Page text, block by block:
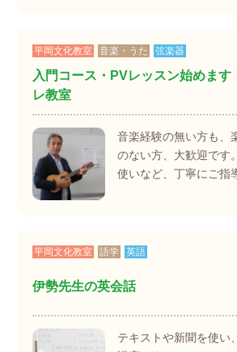
平岡文化教室 音楽・うた 弦楽器
入門コース・PVレッスン始めます
レ教室
音楽経験の無い方も、
のない方、大歓迎です
使いなど、丁寧にご指
平岡文化教室 語学 英語
伊勢先生の英会話
テキストや新聞を使い